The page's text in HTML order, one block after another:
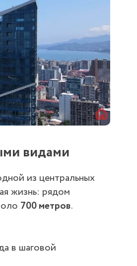
видами
из центральных
жизнь: рядом
700 метров.
в шаговой